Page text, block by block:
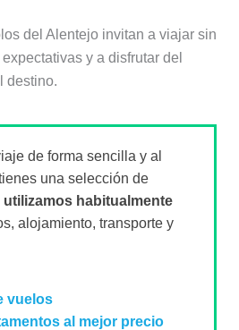
del Alentejo invitan a viajar sin
y a disfrutar del
destino.
de forma sencilla y al
una selección de
utilizamos habitualmente
alojamiento, transporte y
vuelos
al mejor precio